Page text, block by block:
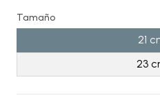
Tamaño
21
23